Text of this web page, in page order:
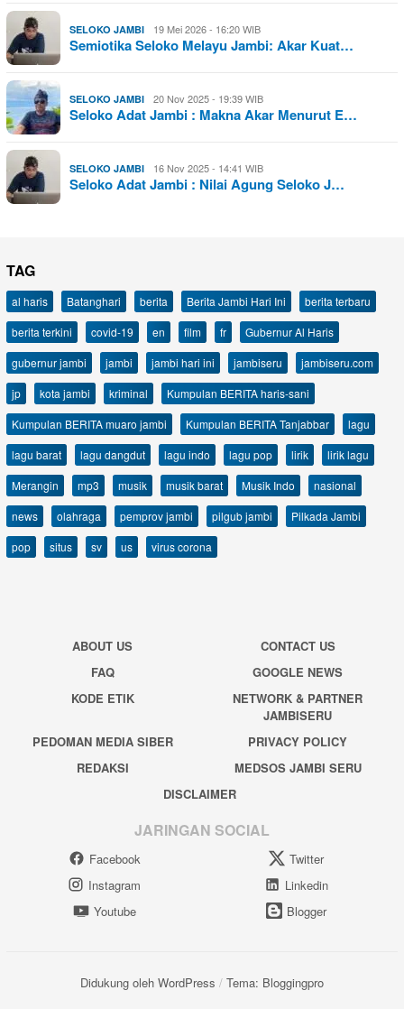
SELOKO JAMBI 19 Mei 2026 - 16:20 WIB
Semiotika Seloko Melayu Jambi: Akar Kuat…
SELOKO JAMBI 20 Nov 2025 - 19:39 WIB
Seloko Adat Jambi : Makna Akar Menurut E…
SELOKO JAMBI 16 Nov 2025 - 14:41 WIB
Seloko Adat Jambi : Nilai Agung Seloko J…
TAG
al haris Batanghari berita Berita Jambi Hari Ini
berita terbaru
berita terkini
covid-19 en film fr
Gubernur Al Haris
gubernur jambi
jambi jambi hari ini jambiseru
jambiseru.com
jp
kota jambi kriminal
Kumpulan BERITA haris-sani
Kumpulan BERITA muaro jambi
Kumpulan BERITA Tanjabbar
lagu
lagu barat
lagu dangdut lagu indo lagu pop lirik
lirik lagu
Merangin
mp3 musik musik barat Musik Indo
nasional
news
olahraga pemprov jambi pilgub jambi
Pilkada Jambi
pop
situs sv us virus corona
ABOUT US
CONTACT US
FAQ
GOOGLE NEWS
KODE ETIK
NETWORK & PARTNER
JAMBISERU
PEDOMAN MEDIA SIBER
PRIVACY POLICY
REDAKSI
MEDSOS JAMBI SERU
DISCLAIMER
JARINGAN SOCIAL
Facebook
Twitter
Instagram
Linkedin
Youtube
Blogger
Didukung oleh WordPress / Tema: Bloggingpro